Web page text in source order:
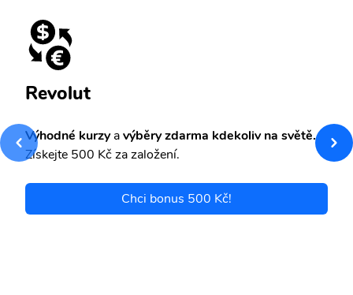
Revolut
Výhodné kurzyavýběry zdarma kdekoliv na světě.
Získejte 500 Kč za založení.
Chci bonus 500 Kč!